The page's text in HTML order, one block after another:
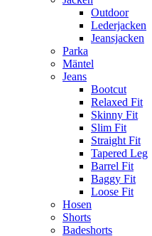
Outdoor
Lederjacken
Jeansjacken
Parka
Mäntel
Jeans
Bootcut
Relaxed Fit
Skinny Fit
Slim Fit
Straight Fit
Tapered Leg
Barrel Fit
Baggy Fit
Loose Fit
Hosen
Shorts
Badeshorts